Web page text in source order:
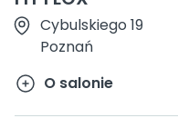
Cybulskiego 19
Poznań
O salonie